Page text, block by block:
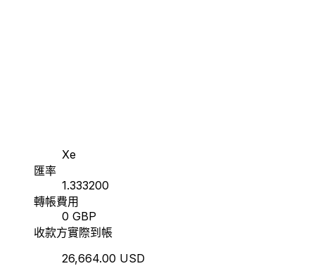
Xe
匯率
1.333200
轉帳費用
0 GBP
收款方實際到帳
26,664.00 USD